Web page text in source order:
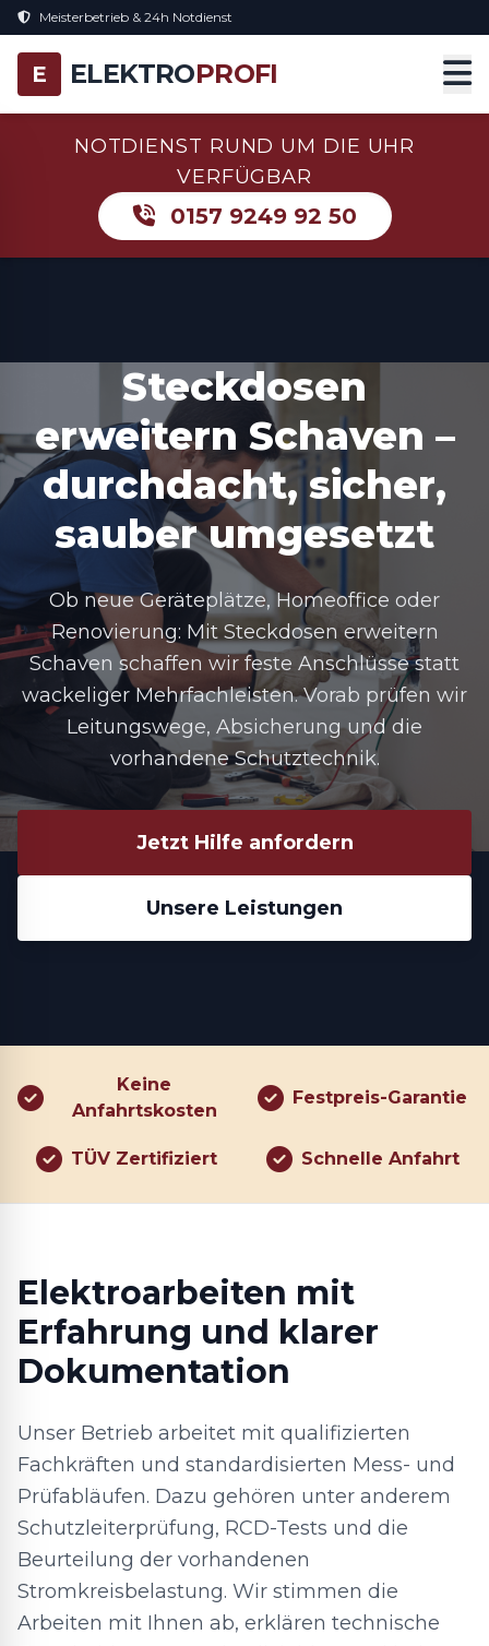
Meisterbetrieb & 24h Notdienst
E ELEKTROPROFI
NOTDIENST RUND UM DIE UHR
VERFÜGBAR
0157 9249 92 50
Steckdosen
erweitern Schaven –
durchdacht, sicher,
sauber umgesetzt
Ob neue Geräteplätze, Homeoffice oder
Renovierung: Mit Steckdosen erweitern
Schaven schaffen wir feste Anschlüsse statt
wackeliger Mehrfachleisten. Vorab prüfen wir
Leitungswege, Absicherung und die
vorhandene Schutztechnik.
Jetzt Hilfe anfordern
Unsere Leistungen
Keine
Anfahrtskosten
Festpreis-Garantie
TÜV Zertifiziert Schnelle Anfahrt
Elektroarbeiten mit
Erfahrung und klarer
Dokumentation
Unser Betrieb arbeitet mit qualifizierten
Fachkräften und standardisierten Mess- und
Prüfabläufen. Dazu gehören unter anderem
Schutzleiterprüfung, RCD-Tests und die
Beurteilung der vorhandenen
Stromkreisbelastung. Wir stimmen die
Arbeiten mit Ihnen ab, erklären technische